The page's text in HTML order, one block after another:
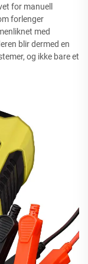
for manuell
forlenger
med
blir dermed en
og ikke bare et